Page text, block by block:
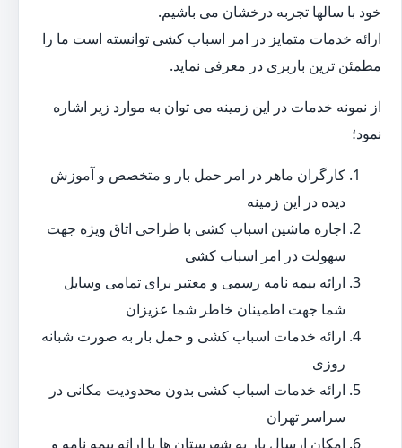
خود با سالها تجربه درخشان می باشیم.
ارائه خدمات متمایز در امر اسباب کشی توانسته است ما را
مطمئن ترین باربری در معرفی نماید.
از نمونه خدمات در این زمینه می توان به موارد زیر اشاره
نمود؛
کارگران ماهر در امر حمل بار و متخصص و آموزش
دیده در این زمینه
اجاره ماشین اسباب کشی با طراحی اتاق ویژه جهت
سهولت در امر اسباب کشی
ارائه بیمه نامه رسمی و معتبر برای تمامی وسایل
شما جهت اطمینان خاطر شما عزیزان
ارائه خدمات اسباب کشی و حمل بار به صورت شبانه
روزی
ارائه خدمات اسباب کشی بدون محدودیت مکانی در
سراسر تهران
امکان ارسال بار به شهرستان ها با ارائه بیمه نامه و